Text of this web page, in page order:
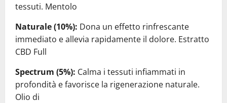
tessuti. Mentolo
Naturale (10%): Dona un effetto rinfrescante
immediato e allevia rapidamente il dolore. Estratto
CBD Full
Spectrum (5%): Calma i tessuti infiammati in
profondità e favorisce la rigenerazione naturale.
Olio di